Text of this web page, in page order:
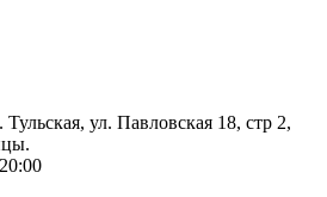
ул. Павловская 18, стр 2,